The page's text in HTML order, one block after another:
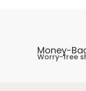
Money-
Worry-free